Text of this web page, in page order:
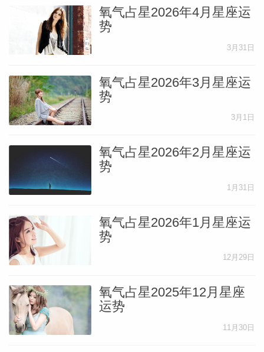
网
氧气占星2026年4月星座运
势
3月31日
氧气占星2026年3月星座运
势
3月1日
氧气占星2026年2月星座运
势
1月31日
氧气占星2026年1月星座运
势
12月29日
氧气占星2025年12月星座
运势
11月30日